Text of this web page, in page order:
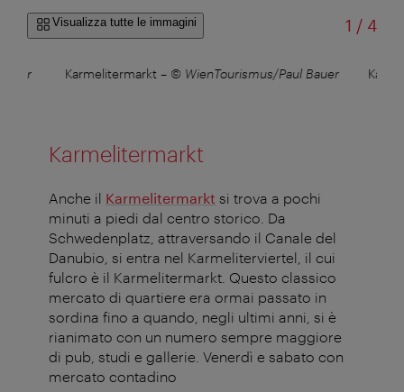
Visualizza tutte le immagini 1 /di
4
Karmelitermarkt– © WienTourismus/Paul Bauer
Karmelitermarkt
Anche il Karmelitermarkt si trova a pochi
minuti a piedi dal centro storico. Da
Schwedenplatz, attraversando il Canale del
Danubio, si entra nel Karmeliterviertel, il cui
fulcro è il Karmelitermarkt. Questo classico
mercato di quartiere era ormai passato in
sordina fino a quando, negli ultimi anni, si è
rianimato con un numero sempre maggiore
di pub, studi e gallerie. Venerdì e sabato con
mercato contadino